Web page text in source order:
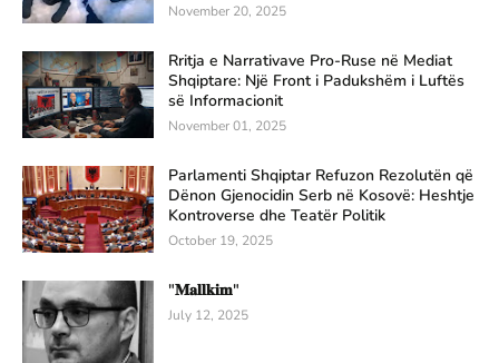
November 20, 2025
Rritja e Narrativave Pro-Ruse në Mediat
Shqiptare: Një Front i Padukshëm i Luftës
së Informacionit
November 01, 2025
Parlamenti Shqiptar Refuzon Rezolutën që
Dënon Gjenocidin Serb në Kosovë: Heshtje
Kontroverse dhe Teatër Politik
October 19, 2025
"𝐌𝐚𝐥𝐥𝐤𝐢𝐦"
July 12, 2025